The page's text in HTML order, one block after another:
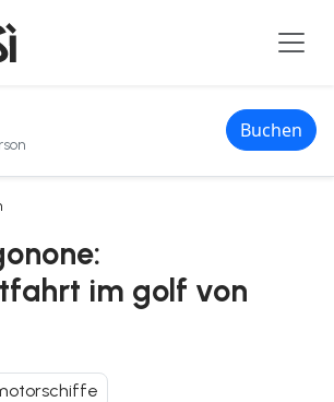
Buchen
im golf von orosei
im golf von